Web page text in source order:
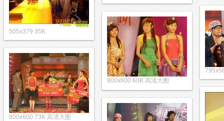
505x379 35K
800x600 60K 高清大图
800x600 73K 高清大图